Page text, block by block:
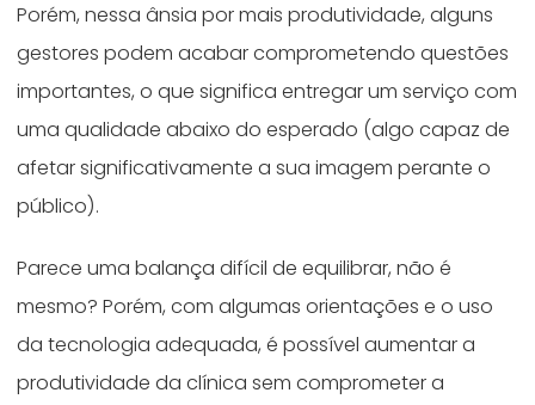
Porém, nessa ânsia por mais produtividade, alguns
gestores podem acabar comprometendo questões
importantes, o que significa entregar um serviço com
uma qualidade abaixo do esperado (algo capaz de
afetar significativamente a sua imagem perante o
público).
Parece uma balança difícil de equilibrar, não é
mesmo? Porém, com algumas orientações e o uso
da tecnologia adequada, é possível aumentar a
produtividade da clínica sem comprometer a